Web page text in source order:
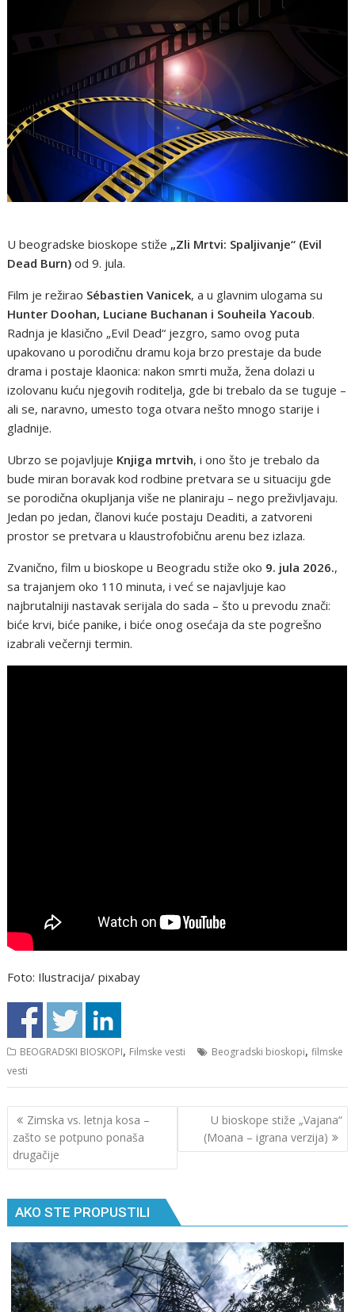
U beogradske bioskope stiže „Zli Mrtvi: Spaljivanje“ (Evil
Dead Burn) od 9. jula.
Film je režirao Sébastien Vanicek, a u glavnim ulogama su
Hunter Doohan, Luciane Buchanan i Souheila Yacoub.
Radnja je klasično „Evil Dead“ jezgro, samo ovog puta
upakovano u porodičnu dramu koja brzo prestaje da bude
drama i postaje klaonica: nakon smrti muža, žena dolazi u
izolovanu kuću njegovih roditelja, gde bi trebalo da se tuguje –
ali se, naravno, umesto toga otvara nešto mnogo starije i
gladnije.
Ubrzo se pojavljuje Knjiga mrtvih, i ono što je trebalo da
bude miran boravak kod rodbine pretvara se u situaciju gde
se porodična okupljanja više ne planiraju – nego preživljavaju.
Jedan po jedan, članovi kuće postaju Deaditi, a zatvoreni
prostor se pretvara u klaustrofobičnu arenu bez izlaza.
Zvanično, film u bioskope u Beogradu stiže oko 9. jula 2026.,
sa trajanjem oko 110 minuta, i već se najavljuje kao
najbrutalniji nastavak serijala do sada – što u prevodu znači:
biće krvi, biće panike, i biće onog osećaja da ste pogrešno
izabrali večernji termin.
Foto: Ilustracija/ pixabay
BEOGRADSKI BIOSKOPI, Filmske vesti Beogradski bioskopi,filmske
vesti
Кретање
чланка
Zimska vs. letnja kosa –
zašto se potpuno ponaša
drugačije
U bioskope stiže „Vajana“
(Moana – igrana verzija)
AKO STE PROPUSTILI